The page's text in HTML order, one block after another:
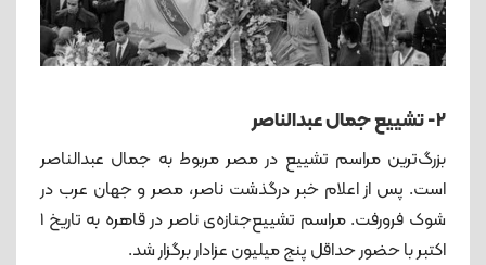
۲- تشییع جمال عبدالناصر
بزرگ‌ترین مراسم تشییع در مصر مربوط به جمال عبدالناصر
است. پس از اعلام خبر درگذشت ناصر، مصر و جهان عرب در
شوک فرورفت. مراسم تشییع‌جنازه‌ی ناصر در قاهره به تاریخ 1
اکتبر با حضور حداقل پنج میلیون عزادار برگزار شد.